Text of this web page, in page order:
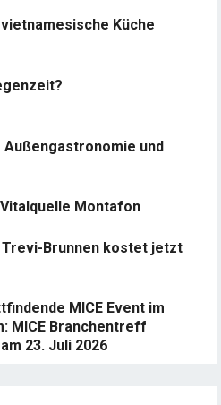
Küche
und
Montafon
Trevi-Brunnen kostet jetzt
MICE Event im
MICE Branchentreff
23. Juli 2026